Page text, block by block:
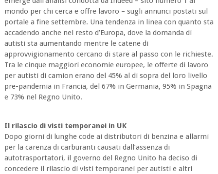
mondo per chi cerca e offre lavoro – sugli annunci postati sul
portale a fine settembre. Una tendenza in linea con quanto sta
accadendo anche nel resto d’Europa, dove la domanda di
autisti sta aumentando mentre le catene di
approvvigionamento cercano di stare al passo con le richieste.
Tra le cinque maggiori economie europee, le offerte di lavoro
per autisti di camion erano del 45% al di sopra del loro livello
pre-pandemia in Francia, del 67% in Germania, 95% in Spagna
e 73% nel Regno Unito.
Il rilascio di visti temporanei in UK
Dopo giorni di lunghe code ai distributori di benzina e allarmi
per la carenza di carburanti causati dall’assenza di
autotrasportatori, il governo del Regno Unito ha deciso di
concedere il rilascio di visti temporanei per autisti e altri